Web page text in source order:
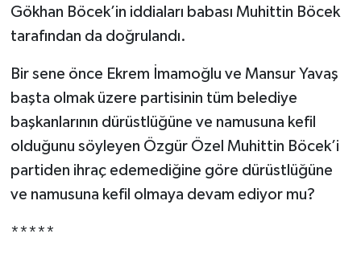
Gökhan Böcek’in iddiaları babası Muhittin Böcek
tarafından da doğrulandı.
Bir sene önce Ekrem İmamoğlu ve Mansur Yavaş
başta olmak üzere partisinin tüm belediye
başkanlarının dürüstlüğüne ve namusuna kefil
olduğunu söyleyen Özgür Özel Muhittin Böcek’i
partiden ihraç edemediğine göre dürüstlüğüne
ve namusuna kefil olmaya devam ediyor mu?
*****